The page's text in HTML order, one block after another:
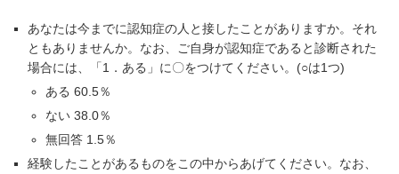
あなたは今までに認知症の人と接したことがありますか。それ
ともありませんか。なお、ご自身が認知症であると診断された
場合には、「1．ある」に〇をつけてください。(○は1つ)
ある 60.5％
ない 38.0％
無回答 1.5％
経験したことがあるものをこの中からあげてください。なお、